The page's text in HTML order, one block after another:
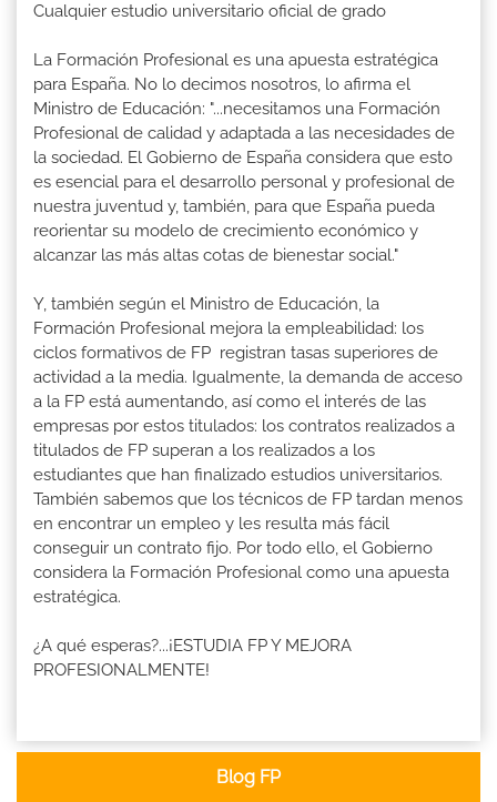
Cualquier estudio universitario oficial de grado
La Formación Profesional es una apuesta estratégica
para España. No lo decimos nosotros, lo afirma el
Ministro de Educación: "...necesitamos una Formación
Profesional de calidad y adaptada a las necesidades de
la sociedad. El Gobierno de España considera que esto
es esencial para el desarrollo personal y profesional de
nuestra juventud y, también, para que España pueda
reorientar su modelo de crecimiento económico y
alcanzar las más altas cotas de bienestar social."
Y, también según el Ministro de Educación, la
Formación Profesional mejora la empleabilidad: los
ciclos formativos de FP registran tasas superiores de
actividad a la media. Igualmente, la demanda de acceso
a la FP está aumentando, así como el interés de las
empresas por estos titulados: los contratos realizados a
titulados de FP superan a los realizados a los
estudiantes que han finalizado estudios universitarios.
También sabemos que los técnicos de FP tardan menos
en encontrar un empleo y les resulta más fácil
conseguir un contrato fijo. Por todo ello, el Gobierno
considera la Formación Profesional como una apuesta
estratégica.
¿A qué esperas?...¡ESTUDIA FP Y MEJORA
PROFESIONALMENTE!
Blog FP